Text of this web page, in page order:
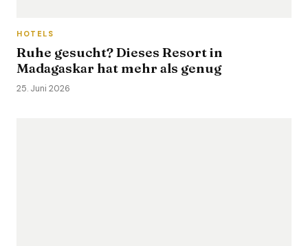
HOTELS
Ruhe gesucht? Dieses Resort in
Madagaskar hat mehr als genug
25. Juni 2026